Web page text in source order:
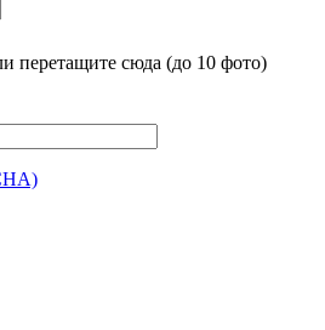
перетащите сюда (до 10 фото)